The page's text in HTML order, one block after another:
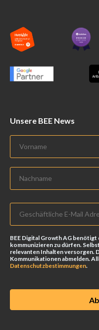
Unsere BEE News
BEE Digital Growth AG
kommunizieren zu dürfen.
relevanten Inhalten versorgen.
Kommunikationen abmelden.
Datenschutzbestimmungen.